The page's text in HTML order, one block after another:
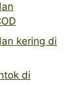
kering di
di